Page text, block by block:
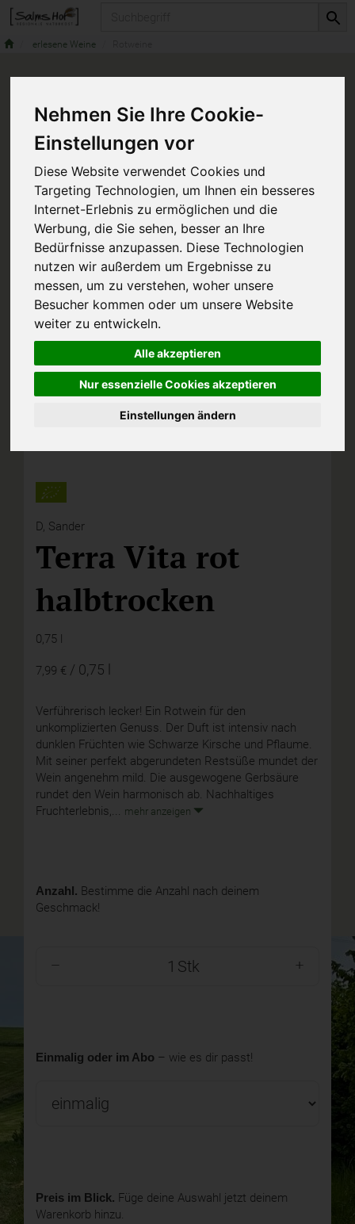
Nehmen Sie Ihre Cookie-
Einstellungen vor
Diese Website verwendet Cookies und
Targeting Technologien, um Ihnen ein besseres
Internet-Erlebnis zu ermöglichen und die
Werbung, die Sie sehen, besser an Ihre
Bedürfnisse anzupassen. Diese Technologien
nutzen wir außerdem um Ergebnisse zu
messen, um zu verstehen, woher unsere
Besucher kommen oder um unsere Website
weiter zu entwickeln.
Alle akzeptieren
Nur essenzielle Cookies akzeptieren
Einstellungen ändern
erlesene Weine
D, Sander
Terra Vita rot
halbtrocken
0,75 l
7,99 € / 0,75 l
Verführerisch lecker! Ein Rotwein für den
unkomplizierten Genuss. Der Duft ist intensiv nach
dunklen Früchten wie Schwarze Kirsche und Pflaume.
Mit seiner perfekt abgerundeten Restsüße mundet der
Wein angenehm mild. Die ausgewogene Gerbsäure
rundet den Wein harmonisch ab. Nachhaltiges
Fruchterlebnis,...
mehr anzeigen
Anzahl. Bestimme die Anzahl nach deinem
Geschmack!
Stk
Einmalig oder im Abo – wie es dir passt!
Preis im Blick. Füge deine Auswahl jetzt deinem
Warenkorb hinzu.